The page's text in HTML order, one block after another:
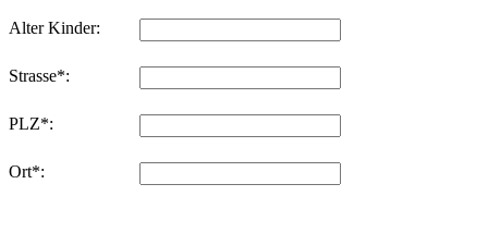
Alter Kinder:
Strasse*:
PLZ*:
Ort*: